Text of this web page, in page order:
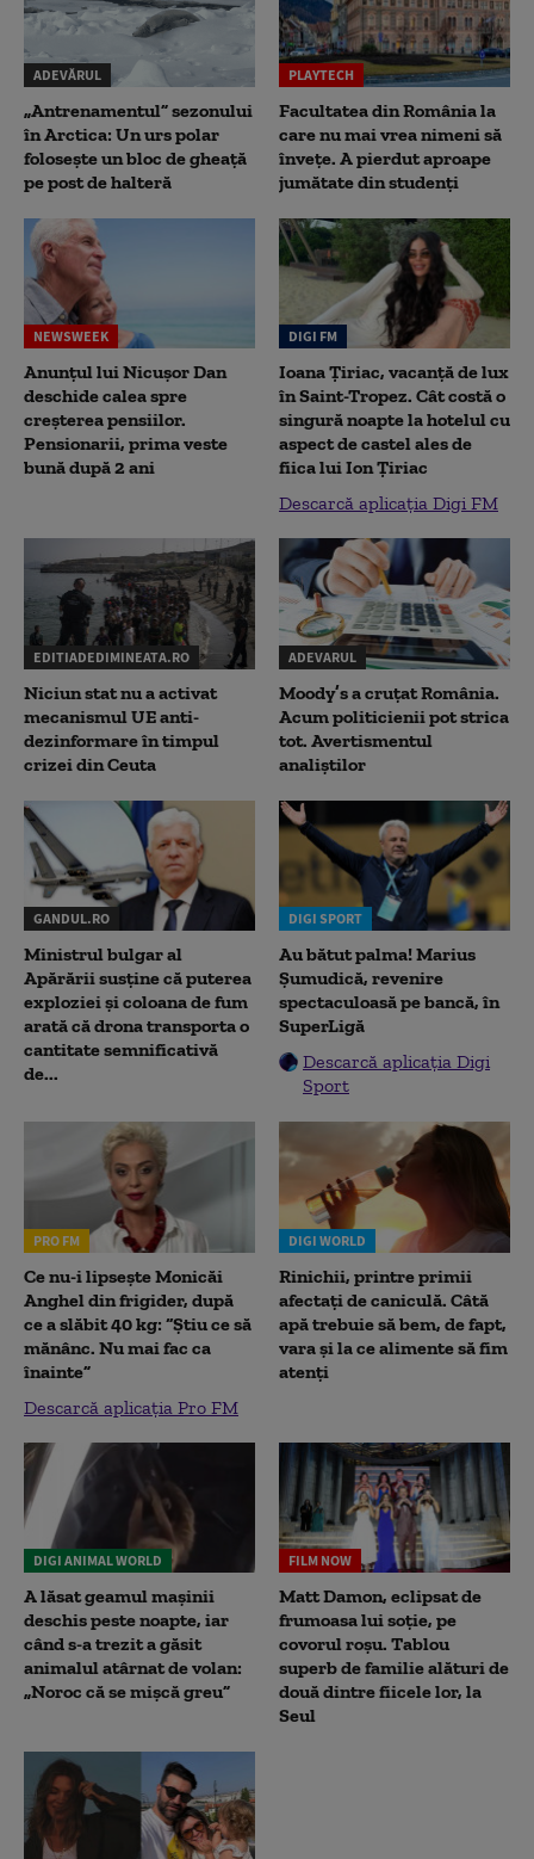
ADEVĂRUL
„Antrenamentul” sezonului
în Arctica: Un urs polar
folosește un bloc de gheață
pe post de halteră
PLAYTECH
Facultatea din România la
care nu mai vrea nimeni să
înveţe. A pierdut aproape
jumătate din studenţi
NEWSWEEK
Anunțul lui Nicușor Dan
deschide calea spre
creșterea pensiilor.
Pensionarii, prima veste
bună după 2 ani
DIGI FM
Ioana Țiriac, vacanță de lux
în Saint-Tropez. Cât costă o
singură noapte la hotelul cu
aspect de castel ales de
fiica lui Ion Țiriac
Descarcă aplicația Digi FM
EDITIADEDIMINEATA.RO
Niciun stat nu a activat
mecanismul UE anti-
dezinformare în timpul
crizei din Ceuta
ADEVARUL
Moody’s a cruțat România.
Acum politicienii pot strica
tot. Avertismentul
analiștilor
GANDUL.RO
Ministrul bulgar al
Apărării susține că puterea
exploziei și coloana de fum
arată că drona transporta o
cantitate semnificativă
de...
DIGI SPORT
Au bătut palma! Marius
Șumudică, revenire
spectaculoasă pe bancă, în
SuperLigă
Descarcă aplicația Digi
Sport
PRO FM
Ce nu-i lipsește Monicăi
Anghel din frigider, după
ce a slăbit 40 kg: “Știu ce să
mănânc. Nu mai fac ca
înainte”
Descarcă aplicația Pro FM
DIGI WORLD
Rinichii, printre primii
afectați de caniculă. Câtă
apă trebuie să bem, de fapt,
vara și la ce alimente să fim
atenți
DIGI ANIMAL WORLD
A lăsat geamul mașinii
deschis peste noapte, iar
când s-a trezit a găsit
animalul atârnat de volan:
„Noroc că se mișcă greu”
FILM NOW
Matt Damon, eclipsat de
frumoasa lui soție, pe
covorul roșu. Tablou
superb de familie alături de
două dintre fiicele lor, la
Seul